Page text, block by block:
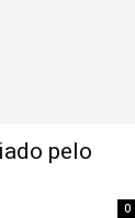
pelo
0